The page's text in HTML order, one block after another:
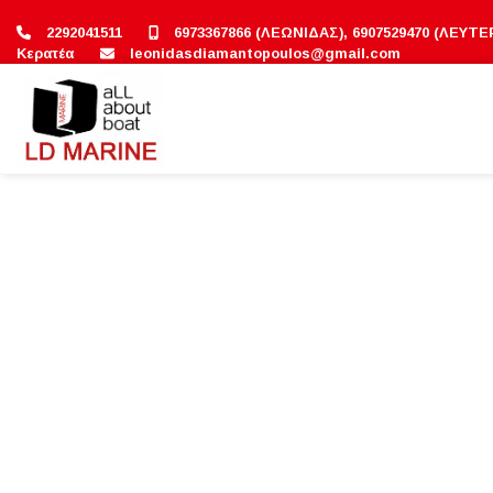
2292041511 6973367866 (ΛΕΩΝΙΔΑΣ), 6907529470
Κερατέα
leonidasdiamantopoulos@gmail.com